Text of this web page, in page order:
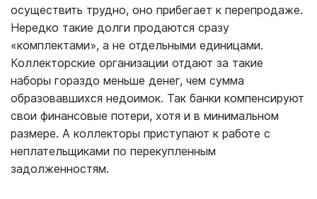
осуществить трудно, оно прибегает к перепродаже.
Нередко такие долги продаются сразу
«комплектами», а не отдельными единицами.
Коллекторские организации отдают за такие
наборы гораздо меньше денег, чем сумма
образовавшихся недоимок. Так банки компенсируют
свои финансовые потери, хотя и в минимальном
размере. А коллекторы приступают к работе с
неплательщиками по перекупленным
задолженностям.